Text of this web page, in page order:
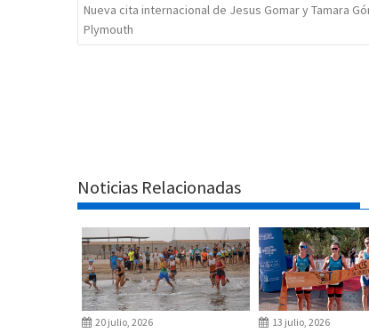
Nueva cita internacional de Jesus Gomar y Tamara
Plymouth
Noticias Relacionadas
20 julio, 2026 13 julio, 2026